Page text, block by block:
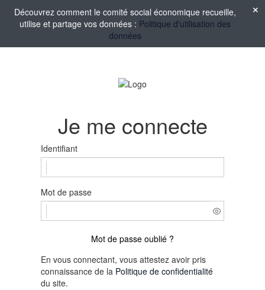
Découvrez comment le comité social économique recueille,
utilise et partage vos données : Politique d'utilisation des
données
Je me connecte
Identifiant
Mot de passe
Mot de passe oublié ?
En vous connectant, vous attestez avoir pris
connaissance de la Politique de confidentialité
du site.